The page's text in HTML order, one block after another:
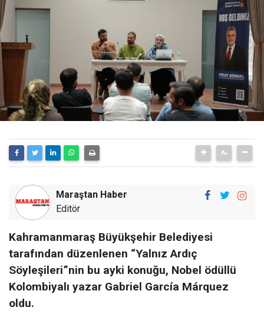
Maraştan Haber
Editör
Kahramanmaraş Büyükşehir Belediyesi
tarafından düzenlenen “Yalnız Ardıç
Söyleşileri”nin bu ayki konuğu, Nobel ödüllü
Kolombiyalı yazar Gabriel García Márquez
oldu.